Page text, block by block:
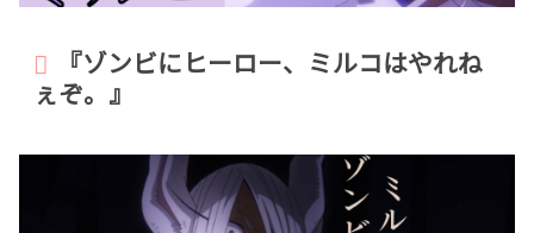
『ゾンビにヒーロー、ミルコはやれね
ぇぞ。』